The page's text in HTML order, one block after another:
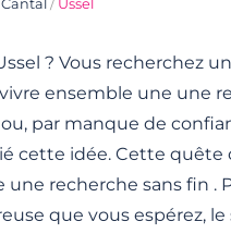
Cantal / Ussel
? Vous recherchez
ensemble une une
par manque de
cette idée. Cette quête
recherche sans fin .
que vous espérez, le